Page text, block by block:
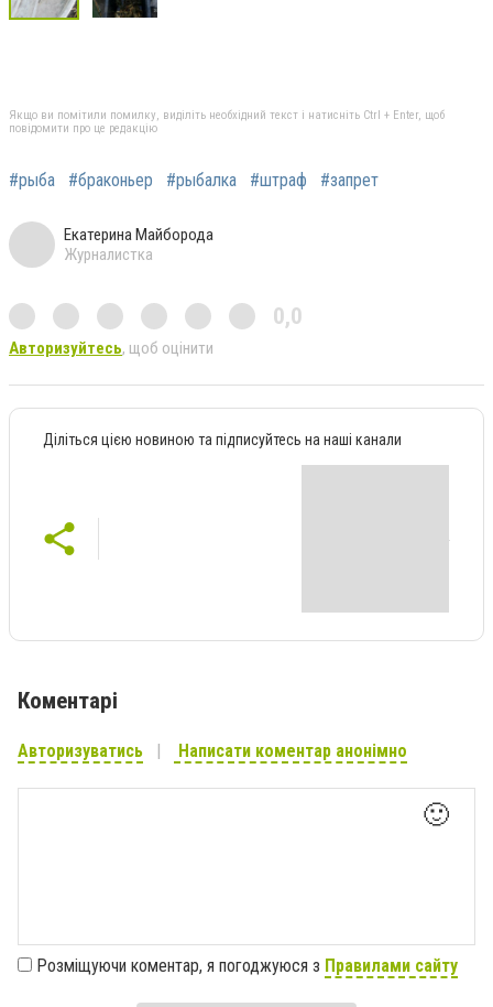
Якщо ви помітили помилку, виділіть необхідний текст і натисніть Ctrl + Enter, щоб
повідомити про це редакцію
#рыба #браконьер #рыбалка #штраф #запрет
Екатерина Майборода
Журналистка
0,0
Авторизуйтесь, щоб оцінити
Діліться цією новиною та підписуйтесь на наші канали
Коментарі
Авторизуватись Написати коментар анонімно
🙂
Розміщуючи коментар, я погоджуюся з Правилами сайту